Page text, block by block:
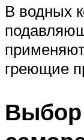
В водных
греющие
Выбор